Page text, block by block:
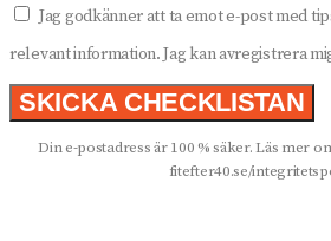
Jag godkänner att ta emot e-post med
relevant information. Jag kan avregistrera
SKICKA CHECKLISTAN
Din e-postadress är 100 % säker. Läs mer
fitefter40.se/